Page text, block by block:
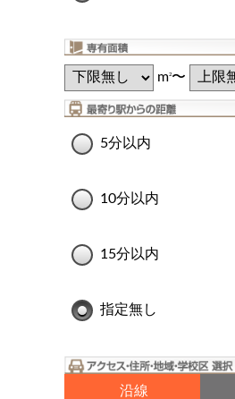
m2〜
5分以内
10分以内
15分以内
指定無し
沿線